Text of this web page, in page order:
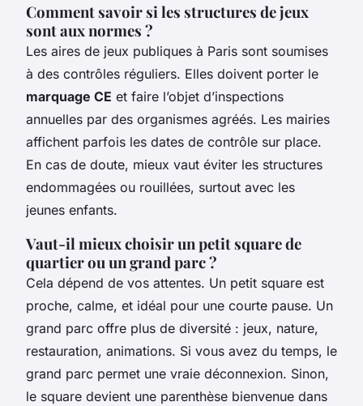
Comment savoir si les structures de jeux
sont aux normes ?
Les aires de jeux publiques à Paris sont soumises
à des contrôles réguliers. Elles doivent porter le
marquage CE et faire l’objet d’inspections
annuelles par des organismes agréés. Les mairies
affichent parfois les dates de contrôle sur place.
En cas de doute, mieux vaut éviter les structures
endommagées ou rouillées, surtout avec les
jeunes enfants.
Vaut-il mieux choisir un petit square de
quartier ou un grand parc ?
Cela dépend de vos attentes. Un petit square est
proche, calme, et idéal pour une courte pause. Un
grand parc offre plus de diversité : jeux, nature,
restauration, animations. Si vous avez du temps, le
grand parc permet une vraie déconnexion. Sinon,
le square devient une parenthèse bienvenue dans